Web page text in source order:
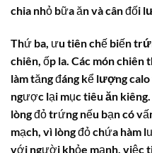
chia nhỏ bữa ăn và cân đối
Thứ ba, ưu tiên chế biến
chiên, ốp la. Các món chiên
làm tăng đáng kể lượng calo
ngược lại mục tiêu ăn kiêng
lòng đỏ trứng nếu bạn có
mạch, vì lòng đỏ chứa hàm
với người khỏe mạnh, việc